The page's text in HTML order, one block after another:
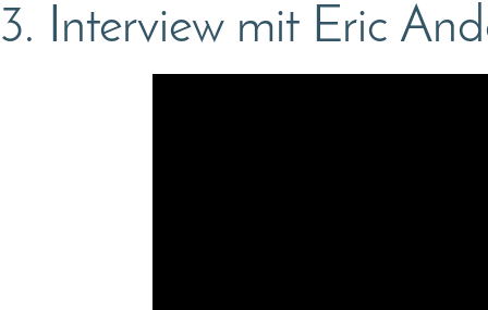
3. Interview mit Eric